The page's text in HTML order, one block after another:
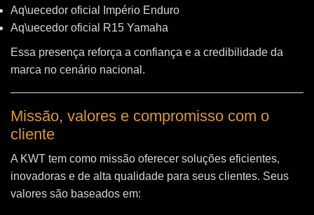
Aq\uecedor oficial Império Enduro
Aq\uecedor oficial R15 Yamaha
Essa presença reforça a confiança e a credibilidade da
marca no cenário nacional.
Missão, valores e compromisso com o
cliente
A KWT tem como missão oferecer soluções eficientes,
inovadoras e de alta qualidade para seus clientes. Seus
valores são baseados em: